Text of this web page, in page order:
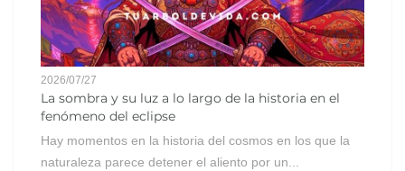
2026/07/27
La sombra y su luz a lo largo de la historia en el
fenómeno del eclipse
Hay momentos en la historia del cosmos en los que la
naturaleza parece detener el aliento por un...